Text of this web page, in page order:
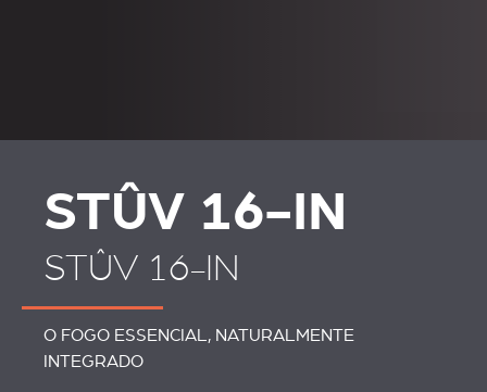
STÛV 16-IN
STÛV 16-IN
O FOGO ESSENCIAL, NATURALMENTE
INTEGRADO